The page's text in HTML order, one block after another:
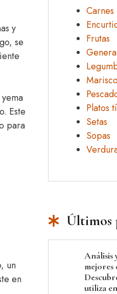
y
se
Este
para
un
en
Carnes
Frutas
Platos
Setas
Sopas
Últimos
Análisis
mejores
utiliza